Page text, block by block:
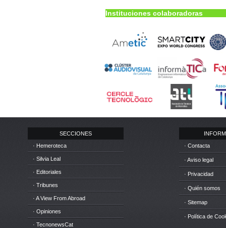
Instituciones colaboradoras
SECCIONES
· Hemeroteca
· Silvia Leal
· Editoriales
· Tribunes
· A View From Abroad
· Opiniones
· TecnonewsCat
· Contacta
· Aviso legal
· Privacidad
· Quién somos
· Sitemap
· Política de